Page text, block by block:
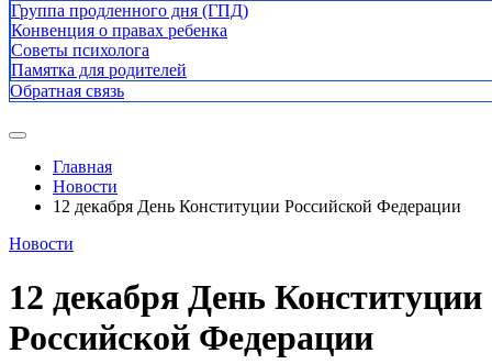
Группа продленного дня (ГПД)
Конвенция о правах ребенка
Советы психолога
Памятка для родителей
Обратная связь
Главная
Новости
12 декабря День Конституции Российской Федерации
Новости
12 декабря День Конституции
Российской Федерации